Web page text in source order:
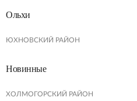
Ольхи
ЮХНОВСКИЙ РАЙОН
Новинные
ХОЛМОГОРСКИЙ РАЙОН